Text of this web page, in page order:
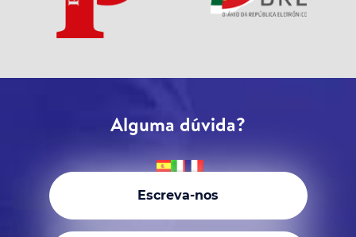
Alguma dúvida?
Escreva-nos